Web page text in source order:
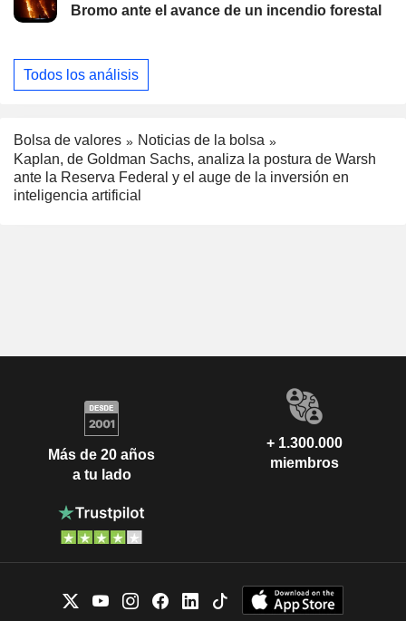
Bromo ante el avance de un incendio forestal
Todos los análisis
Bolsa de valores
Noticias de la bolsa
Kaplan, de Goldman Sachs, analiza la postura de Warsh
ante la Reserva Federal y el auge de la inversión en
inteligencia artificial
Más de 20 años
a tu lado
+ 1.300.000
miembros